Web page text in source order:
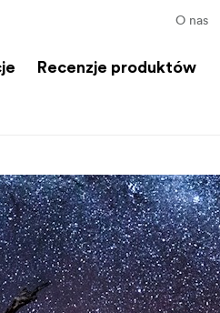
O nas
Recenzje produktów